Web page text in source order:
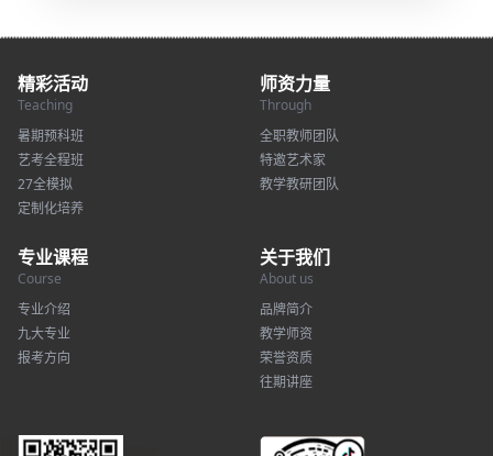
精彩活动
Teaching
暑期预科班
艺考全程班
27全模拟
定制化培养
师资力量
Through
全职教师团队
特邀艺术家
教学教研团队
专业课程
Course
专业介绍
九大专业
报考方向
关于我们
About us
品牌简介
教学师资
荣誉资质
往期讲座